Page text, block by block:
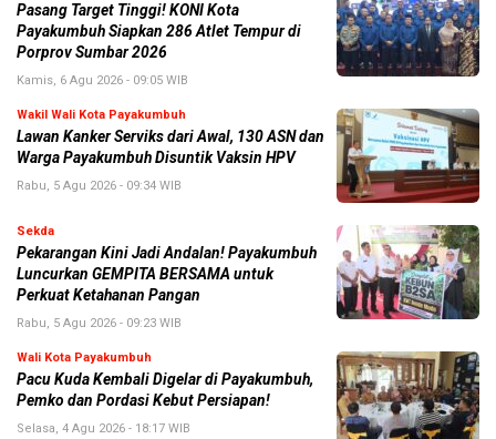
Pasang Target Tinggi! KONI Kota
Payakumbuh Siapkan 286 Atlet Tempur di
Porprov Sumbar 2026
Kamis, 6 Agu 2026 - 09:05 WIB
Wakil Wali Kota Payakumbuh
Lawan Kanker Serviks dari Awal, 130 ASN dan
Warga Payakumbuh Disuntik Vaksin HPV
Rabu, 5 Agu 2026 - 09:34 WIB
Sekda
Pekarangan Kini Jadi Andalan! Payakumbuh
Luncurkan GEMPITA BERSAMA untuk
Perkuat Ketahanan Pangan
Rabu, 5 Agu 2026 - 09:23 WIB
Wali Kota Payakumbuh
Pacu Kuda Kembali Digelar di Payakumbuh,
Pemko dan Pordasi Kebut Persiapan!
Selasa, 4 Agu 2026 - 18:17 WIB